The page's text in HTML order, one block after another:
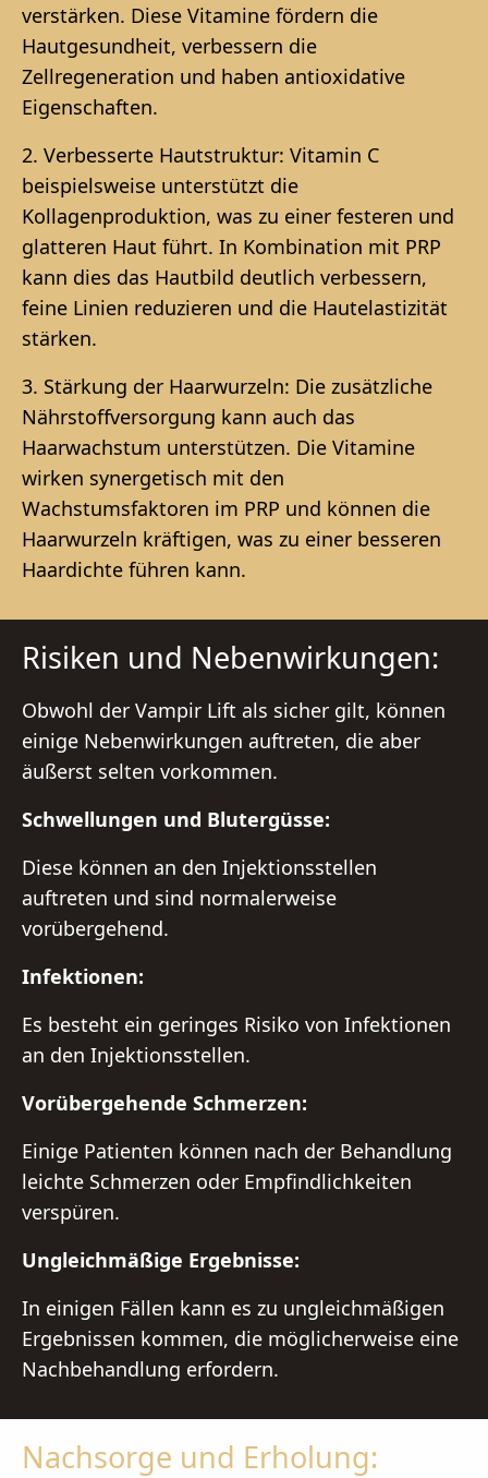
verstärken. Diese Vitamine fördern die
Hautgesundheit, verbessern die
Zellregeneration und haben antioxidative
Eigenschaften.
2. Verbesserte Hautstruktur: Vitamin C
beispielsweise unterstützt die
Kollagenproduktion, was zu einer festeren und
glatteren Haut führt. In Kombination mit PRP
kann dies das Hautbild deutlich verbessern,
feine Linien reduzieren und die Hautelastizität
stärken.
3. Stärkung der Haarwurzeln: Die zusätzliche
Nährstoffversorgung kann auch das
Haarwachstum unterstützen. Die Vitamine
wirken synergetisch mit den
Wachstumsfaktoren im PRP und können die
Haarwurzeln kräftigen, was zu einer besseren
Haardichte führen kann.
Risiken und Nebenwirkungen:
Obwohl der Vampir Lift als sicher gilt, können
einige Nebenwirkungen auftreten, die aber
äußerst selten vorkommen.
Schwellungen und Blutergüsse:
Diese können an den Injektionsstellen
auftreten und sind normalerweise
vorübergehend.
Infektionen:
Es besteht ein geringes Risiko von Infektionen
an den Injektionsstellen.
Vorübergehende Schmerzen:
Einige Patienten können nach der Behandlung
leichte Schmerzen oder Empfindlichkeiten
verspüren.
Ungleichmäßige Ergebnisse:
In einigen Fällen kann es zu ungleichmäßigen
Ergebnissen kommen, die möglicherweise eine
Nachbehandlung erfordern.
Nachsorge und Erholung: